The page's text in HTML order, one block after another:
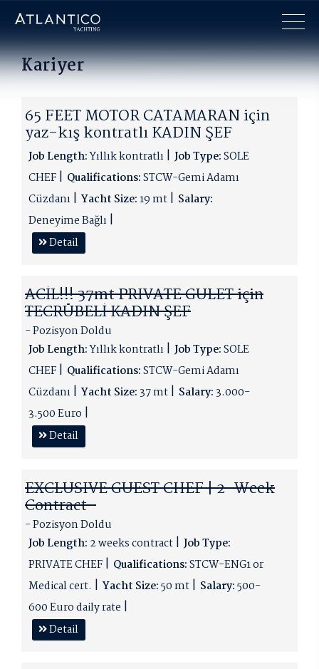
×
Kariyer
65 FEET MOTOR CATAMARAN için
yaz-kış kontratlı KADIN ŞEF
Job Length:Yıllık kontratlı Job Type:SOLE
CHEF
Qualifications:STCW-Gemi Adamı
Cüzdanı
Yacht Size:19 mt
Salary:
Deneyime Bağlı
Detail
ACİL!!! 37mt PRIVATE GULET için
TECRÜBELİ KADIN ŞEF
- Pozisyon Doldu
Job Length:Yıllık kontratlı Job Type:SOLE
CHEF
Qualifications:STCW-Gemi Adamı
Cüzdanı
Yacht Size:37 mt Salary:3.000-
3.500 Euro
Detail
EXCLUSIVE GUEST CHEF | 2-Week
Contract-
- Pozisyon Doldu
Job Length: 2 weeks contract
Job Type:
PRIVATE CHEF
Qualifications:STCW-ENG1 or
Medical cert.
Yacht Size:50 mt Salary:500-
600 Euro daily rate
Detail